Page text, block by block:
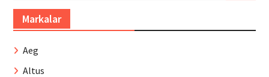
Markalar
Aeg
Altus